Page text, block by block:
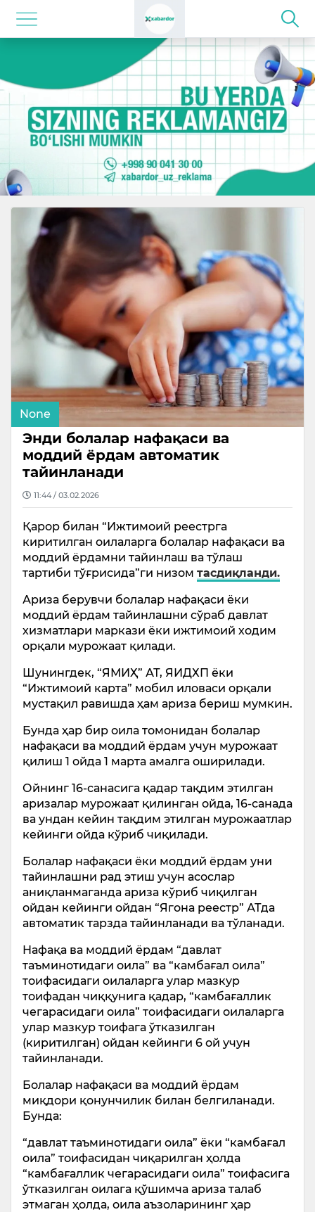
None
Энди болалар нафақаси ва
моддий ёрдам автоматик
тайинланади
11:44 / 03.02.2026
Қарор билан “Ижтимоий реестрга
киритилган оилаларга болалар нафақаси ва
моддий ёрдамни тайинлаш ва тўлаш
тартиби тўғрисида”ги низом тасдиқланди.
Ариза берувчи болалар нафақаси ёки
моддий ёрдам тайинлашни сўраб давлат
хизматлари маркази ёки ижтимоий ходим
орқали мурожаат қилади.
Шунингдек, “ЯМИҲ” АТ, ЯИДХП ёки
“Ижтимоий карта” мобил иловаси орқали
мустақил равишда ҳам ариза бериш мумкин.
Бунда ҳар бир оила томонидан болалар
нафақаси ва моддий ёрдам учун мурожаат
қилиш 1 ойда 1 марта амалга оширилади.
Ойнинг 16-санасига қадар тақдим этилган
аризалар мурожаат қилинган ойда, 16-санада
ва ундан кейин тақдим этилган мурожаатлар
кейинги ойда кўриб чиқилади.
Болалар нафақаси ёки моддий ёрдам уни
тайинлашни рад этиш учун асослар
аниқланмаганда ариза кўриб чиқилган
ойдан кейинги ойдан “Ягона реестр” АТда
автоматик тарзда тайинланади ва тўланади.
Нафақа ва моддий ёрдам “давлат
таъминотидаги оила” ва “камбағал оила”
тоифасидаги оилаларга улар мазкур
тоифадан чиққунига қадар, “камбағаллик
чегарасидаги оила” тоифасидаги оилаларга
улар мазкур тоифага ўтказилган
(киритилган) ойдан кейинги 6 ой учун
тайинланади.
Болалар нафақаси ва моддий ёрдам
миқдори қонунчилик билан белгиланади.
Бунда:
“давлат таъминотидаги оила” ёки “камбағал
оила” тоифасидан чиқарилган ҳолда
“камбағаллик чегарасидаги оила” тоифасига
ўтказилган оилага қўшимча ариза талаб
этмаган ҳолда, оила аъзоларининг ҳар